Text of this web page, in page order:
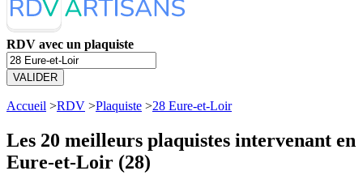
RDV avec un plaquiste
VALIDER
Accueil >RDV >Plaquiste >28 Eure-et-Loir
Les 20 meilleurs plaquistes intervenant en
Eure-et-Loir (28)